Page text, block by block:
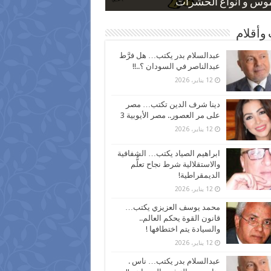
و أنواع الحشرات
بعد ارتفاع الأسعار
نسبة الطلاق في مصر
كاركاتيرية
كاركاتيرية
وأقلام
عبدالسلام بدر يكتب… هل فرَّط
عبدالناصر في السودان ؟..!!
12 يناير، 2026
دينا شرف الدين تكتب… مصر
على مر العصور.. مصر الأيوبية 3
12 يناير، 2026
ابراهيم الصياد يكتب… الشفافية
والاستقلالية شرط نجاح تعلُّم
الديمقراطية!
12 يناير، 2026
محمد يوسف العزيزي يكتب…
قانون القوة يحكم العالم..
والسيادة يتم اختطافها !
12 يناير، 2026
عبدالسلام بدر يكتب… ناس .